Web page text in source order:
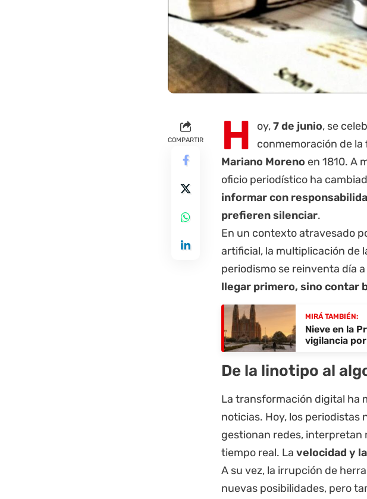
COMPARTIR H oy,7 de junio, se
conmemoración de
Mariano Moreno en 1810. A
oficio periodístico ha
informar con
prefieren silenciar.
En un contexto atravesado
artificial, la multiplicación de
periodismo se reinventa día
llegar primero, sino contar
MIRÁ TAMBIÉN:
Nieve en la
vigilancia
De la linotipo al
La transformación digital ha
noticias. Hoy, los periodistas
gestionan redes,
tiempo real. La velocidad y
A su vez, la irrupción de
nuevas posibilidades, pero